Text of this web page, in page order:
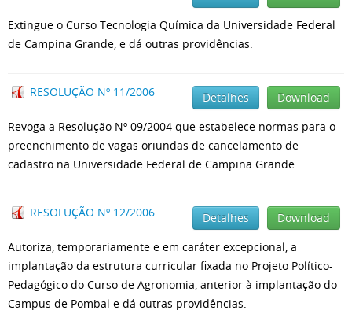
Extingue o Curso Tecnologia Química da Universidade Federal
de Campina Grande, e dá outras providências.
RESOLUÇÃO Nº 11/2006 Download
Detalhes
Revoga a Resolução Nº 09/2004 que estabelece normas para o
preenchimento de vagas oriundas de cancelamento de
cadastro na Universidade Federal de Campina Grande.
RESOLUÇÃO Nº 12/2006 Download
Detalhes
Autoriza, temporariamente e em caráter excepcional, a
implantação da estrutura curricular fixada no Projeto Político-
Pedagógico do Curso de Agronomia, anterior à implantação do
Campus de Pombal e dá outras providências.